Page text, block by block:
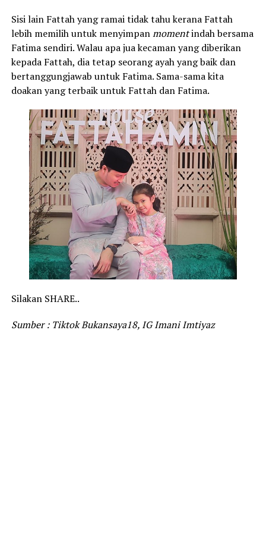
Sisi lain Fattah yang ramai tidak tahu kerana Fattah
lebih memilih untuk menyimpanmomentindah bersama
Fatima sendiri. Walau apa jua kecaman yang diberikan
kepada Fattah, dia tetap seorang ayah yang baik dan
bertanggungjawab untuk Fatima. Sama-sama kita
doakan yang terbaik untuk Fattah dan Fatima.
Silakan SHARE..
Sumber : Tiktok Bukansaya18, IG Imani Imtiyaz